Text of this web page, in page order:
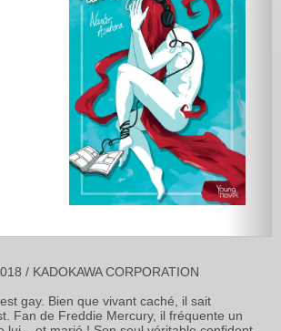
/ KADOKAWA CORPORATION
gay. Bien que vivant caché, il sait
Fan de Freddie Mercury, il fréquente un